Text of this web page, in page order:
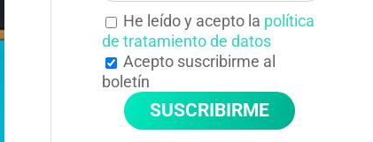
He leído y acepto la política
de tratamiento de datos
Acepto suscribirme al
boletín